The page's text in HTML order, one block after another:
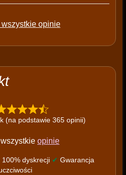
opinie
(na podstawie 365 opinii)
opinie
100% dyskrecji ✔ Gwarancja